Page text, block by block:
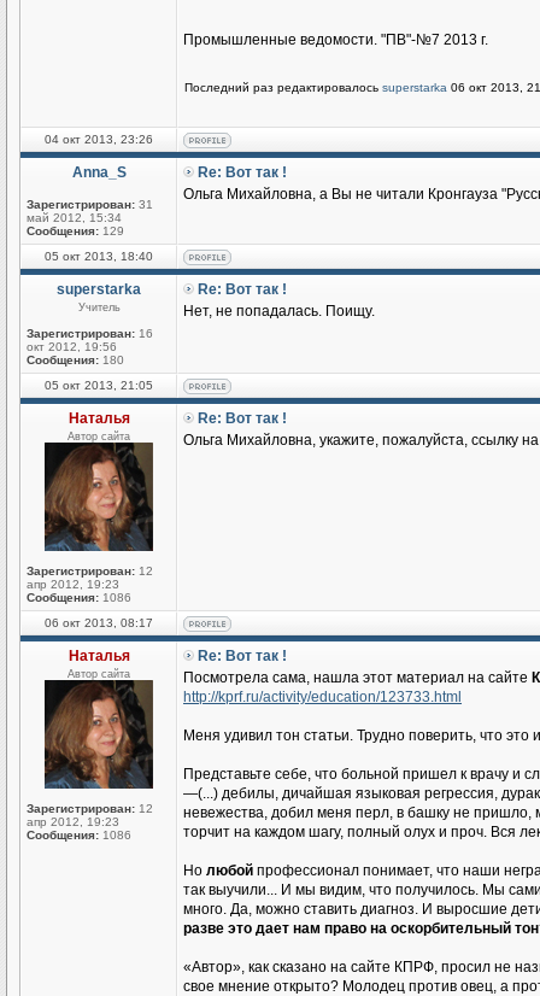
Промышленные ведомости. "ПВ"-№7 2013 г.
Последний раз редактировалось superstarka 06 окт 2013,
04 окт 2013, 23:26
Anna_S
Зарегистрирован: 31
май 2012, 15:34
Сообщения: 129
Re: Вот так !
Ольга Михайловна, а Вы не читали Кронгауза
05 окт 2013, 18:40
superstarka
Учитель
Зарегистрирован: 16
окт 2012, 19:56
Сообщения: 180
Re: Вот так !
Нет, не попадалась. Поищу.
05 окт 2013, 21:05
Наталья
Автор сайта
Зарегистрирован: 12
апр 2012, 19:23
Сообщения: 1086
Re: Вот так !
Ольга Михайловна, укажите, пожалуйста, ссылку
06 окт 2013, 08:17
Наталья
Автор сайта
Зарегистрирован: 12
апр 2012, 19:23
Сообщения: 1086
Re: Вот так !
Посмотрела сама, нашла этот материал на сайте
http://kprf.ru/activity/education/123733.html
Меня удивил тон статьи. Трудно поверить, что
Представьте себе, что больной пришел к врачу и
—(...) дебилы, дичайшая языковая регрессия,
невежества, добил меня перл, в башку не пришло,
торчит на каждом шагу, полный олух и проч. Вся
Но любой профессионал понимает, что наши
так выучили... И мы видим, что получилось. Мы
много. Да, можно ставить диагноз. И выросшие
разве это дает нам право на оскорбительный
«Автор», как сказано на сайте КПРФ, просил не
свое мнение открыто? Молодец против овец, а